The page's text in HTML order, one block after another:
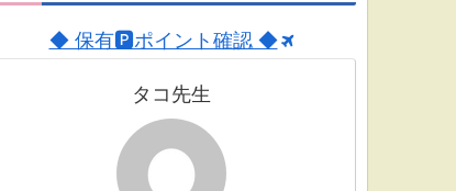
◆ 保有🅿ポイント確認 ◆
タコ先生